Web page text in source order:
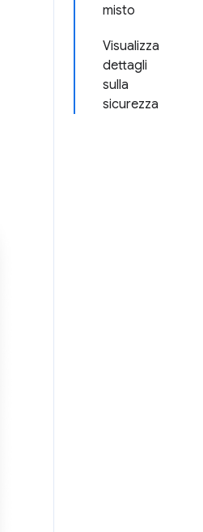
misto
Visualizza
dettagli
sulla
sicurezza